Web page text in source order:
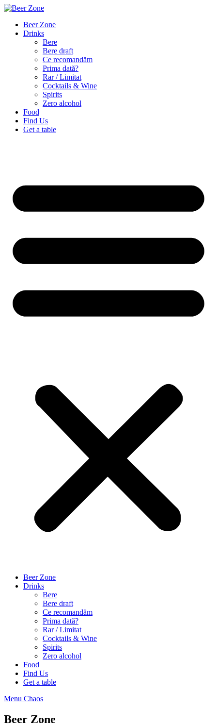
Beer Zone
Drinks
Bere
Bere draft
Ce recomandăm
Prima dată?
Rar / Limitat
Cocktails & Wine
Spirits
Zero alcohol
Food
Find Us
Get a table
Beer Zone
Drinks
Bere
Bere draft
Ce recomandăm
Prima dată?
Rar / Limitat
Cocktails & Wine
Spirits
Zero alcohol
Food
Find Us
Get a table
Menu Chaos
Beer Zone